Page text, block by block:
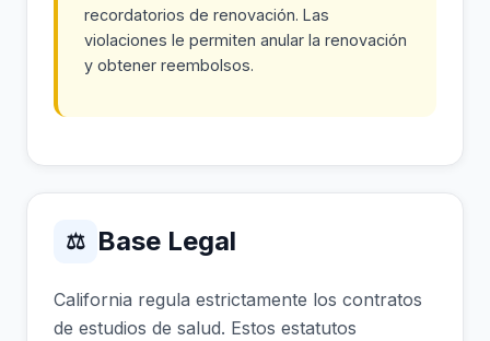
recordatorios de renovación. Las
violaciones le permiten anular la renovación
y obtener reembolsos.
⚖ Base Legal
California regula estrictamente los contratos
de estudios de salud. Estos estatutos